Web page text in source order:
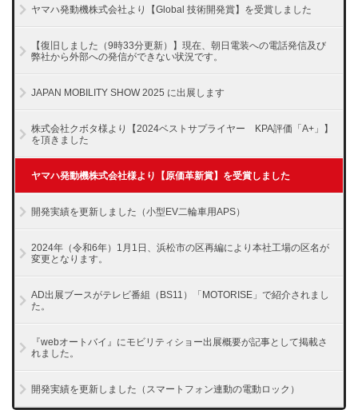
ヤマハ発動機株式会社より【Global 技術開発賞】を受賞しました
【復旧しました（9時33分更新）】現在、朝日電装への電話発信及び
弊社から外部への発信ができない状況です。
JAPAN MOBILITY SHOW 2025 に出展します
株式会社クボタ様より【2024ベストサプライヤー KPA評価「A+」】
を頂きました
ヤマハ発動機株式会社様より【原価革新賞】を受賞しました
開発実績を更新しました（小型EV二輪車用APS）
2024年（令和6年）1月1日、浜松市の区再編により本社工場の区名が
変更となります。
AD出展ブースがテレビ番組（BS11）「MOTORISE」で紹介されまし
た。
『webオートバイ』にモビリティショー出展概要が記事として掲載さ
れました。
開発実績を更新しました（スマートフォン連動の電動ロック）